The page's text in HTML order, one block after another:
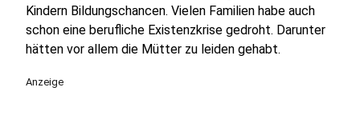
Kindern Bildungschancen. Vielen Familien habe auch
schon eine berufliche Existenzkrise gedroht. Darunter
hätten vor allem die Mütter zu leiden gehabt.
Anzeige